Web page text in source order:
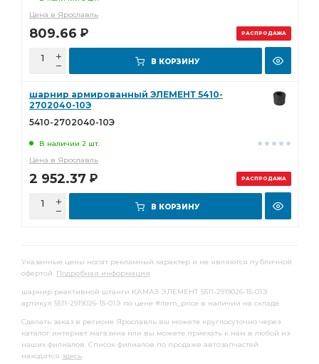
РАСПРОДАЖА
Цена в Ярославль
809.66 Р
В КОРЗИНУ
РАСПРОДАЖА
шарнир армированный ЭЛЕМЕНТ 5410-
2702040-10Э
5410-2702040-10Э
В наличии 2 шт.
Цена в Ярославль
2 952.37 Р
В КОРЗИНУ
Указанные цены носят рекламный характер и не являются публичной
офертой. Подробная информация
шарнир реактивной штанги КАМАЗ ЭЛЕМЕНТ 5511-2919026-15-01Э
артикул 5511-2919026-15-01Э по цене #item_price в наличии на складе.
Сделать заказ в регионе Ярославль вы можете круглосуточно через
каталог интернет магазина или вы можете приехать к нам в любой из
наших филиалов. Список филиалов по продаже автозапчастей
находятся здесь.